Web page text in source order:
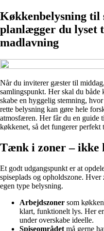
Køkkenbelysning til
planlægger du lyset
madlavning
Når du inviterer gæster til
samlingspunkt. Her skal du
skabe en hyggelig stemning,
rette belysning kan gøre hele
atmosfæren. Her får du en guide
køkkenet, så det fungerer
Tænk i zoner – ikke
Et godt udgangspunkt er at
spiseplads og opholdszone.
egen type belysning.
Arbejdszoner som
klart, funktionelt lys. Her
under overskabe ideelle.
Spiseområdet må gerne